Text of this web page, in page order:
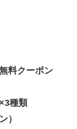
料クーポン
種類
）